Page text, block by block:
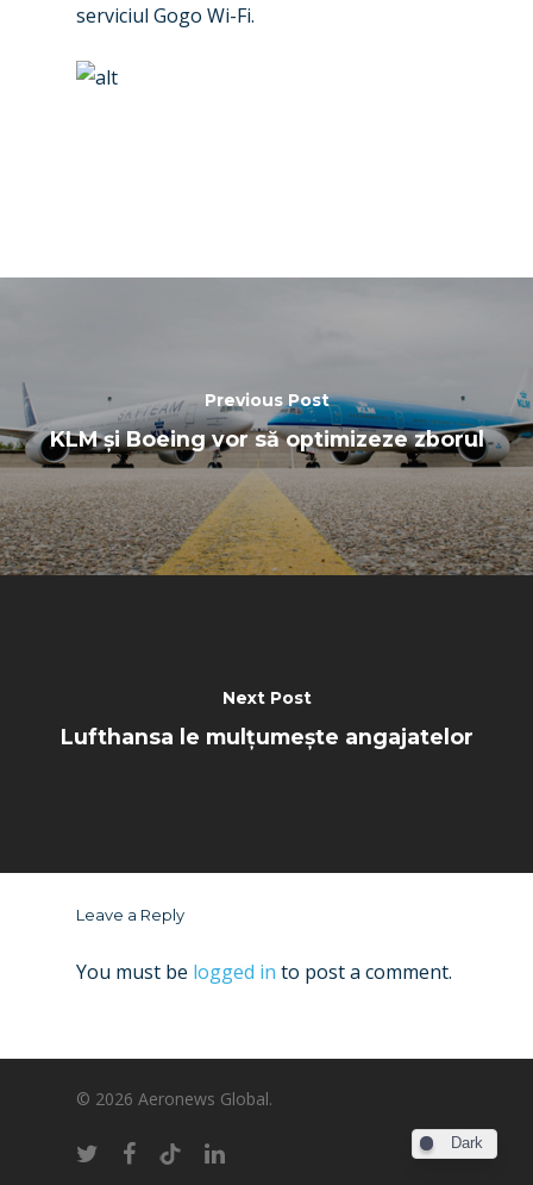
serviciul Gogo Wi-Fi.
Previous Post
KLM și Boeing vor să optimizeze zborul
Next Post
Lufthansa le mulțumește angajatelor
Leave a Reply
You must be logged in to post a comment.
© 2026 Aeronews Global.
Dark